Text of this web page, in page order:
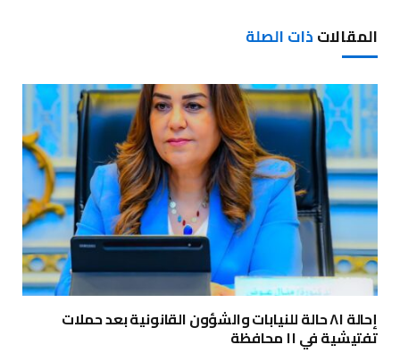
المقالاتذات الصلة
إحالة ٨١ حالة للنيابات والشؤون القانونية بعد حملات
تفتيشية في ١١ محافظة